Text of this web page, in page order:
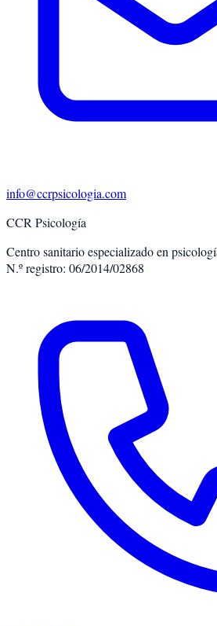
info@ccrpsicologia.com
CCR Psicología
Centro sanitario especializado en
N.º registro: 06/2014/02868